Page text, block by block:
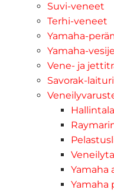
Suvi-veneet
Terhi-veneet
Yamaha-
Yamaha-
Vene- ja
Savorak-
Yamaha
Yamaha